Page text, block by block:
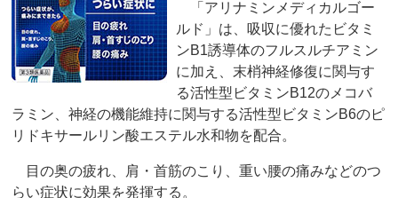
「アリナミンメディカルゴー
ルド」は、吸収に優れたビタミ
ンB1誘導体のフルスルチアミン
に加え、末梢神経修復に関与す
る活性型ビタミンB12のメコバ
ラミン、神経の機能維持に関与する活性型ビタミンB6のピ
リドキサールリン酸エステル水和物を配合。
目の奥の疲れ、肩・首筋のこり、重い腰の痛みなどのつ
らい症状に効果を発揮する。